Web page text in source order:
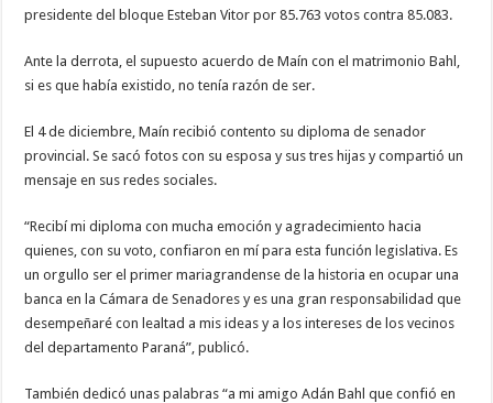
presidente del bloque Esteban Vitor por 85.763 votos contra 85.083.
Ante la derrota, el supuesto acuerdo de Maín con el matrimonio Bahl,
si es que había existido, no tenía razón de ser.
El 4 de diciembre, Maín recibió contento su diploma de senador
provincial. Se sacó fotos con su esposa y sus tres hijas y compartió un
mensaje en sus redes sociales.
“Recibí mi diploma con mucha emoción y agradecimiento hacia
quienes, con su voto, confiaron en mí para esta función legislativa. Es
un orgullo ser el primer mariagrandense de la historia en ocupar una
banca en la Cámara de Senadores y es una gran responsabilidad que
desempeñaré con lealtad a mis ideas y a los intereses de los vecinos
del departamento Paraná”, publicó.
También dedicó unas palabras “a mi amigo Adán Bahl que confió en